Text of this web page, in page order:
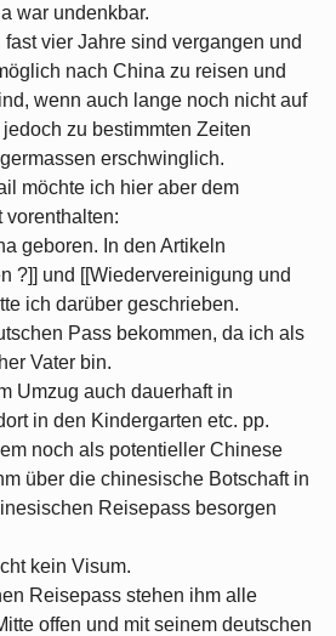
war undenkbar.
vier Jahre sind vergangen und
nach China zu reisen und
wenn auch lange noch nicht auf
zu bestimmten Zeiten
erschwinglich.
möchte ich hier aber dem
vorenthalten:
geboren. In den Artikeln
?]] und [[Wiedervereinigung und
ich darüber geschrieben.
Pass bekommen, da ich als
Vater bin.
Umzug auch dauerhaft in
in den Kindergarten etc. pp.
noch als potentieller Chinese
über die chinesische Botschaft in
Reisepass besorgen
kein Visum.
Reisepass stehen ihm alle
offen und mit seinem deutschen